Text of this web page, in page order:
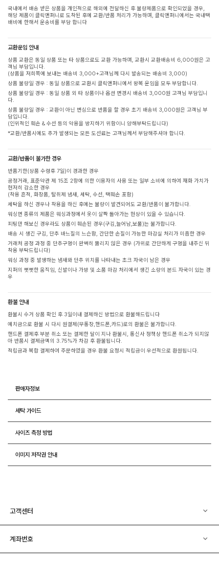
국내에서 배송 받은 상품을 개인적으로 해외에 전달하신 후 불량제품으로 확인되었을 경우,
해당 제품이 클릭앤퍼니로 도착된 후에 교환/반품 처리가 가능하며, 클릭앤퍼니에서는 국내택
배비에 한해서 운송비를 부담 합니다
교환운임 안내
상품 교환은 동일 상품 또는 타 상품으로도 교환 가능하며, 교환시 교환배송비 6,000원은 고
객님 부담입니다.
(상품을 저희쪽에 보내는 배송비 3,000+고객님께 다시 발송되는 배송비 3,000)
상품 불량일 경우 : 동일 상품으로 교환시 클릭앤퍼니에서 왕복 운임을 모두 부담합니다.
상품 불량일 경우 : 동일 상품 외 타 상품이나 옵션 변경시 배송비 3,000원 고객님 부담입니
다.
상품 불량일 경우 : 교환이 아닌 변심으로 반품을 할 경우 초기 배송비 3,000원은 고객님 부
담입니다.
(인위적인 훼손 & 수선 등의 악용을 방지하기 위함이니 양해부탁드립니다)
*교환/반품시에도 추가 발생되는 모든 도선료는 고객님께서 부담해주셔야 합니다.
교환/반품이 불가한 경우
반품기한(상품 수령후 7일)이 경과한 경우
공정거래, 표준약관 제 15조 2항에 의한 이용자의 사용 또는 일부 소비에 의하여 재화 가치가
현저히 감소한 경우
(착용 흔적, 화장품, 탈취제 냄새, 세탁, 수선, 택훼손 포함)
세탁을 하신 경우나 착용을 하신 후에는 불량이 발견되어도 교환/반품이 불가합니다.
워싱면 종류의 제품은 워싱과정에서 옷이 살짝 돌아가는 현상이 있을 수 있습니다.
피팅만 해보신 경우라도 상품이 훼손된 경우(구김,늘어남,보풀)는 불가합니다.
배송 시 생긴 구김, 단추 바느질의 느슨함, 간단한 손질이 가능한 마감실 처리가 미흡한 경우
거래처 공정 과정 중 단추구멍이 완벽히 뚫리지 않은 경우 (가위로 간단하게 구멍을 내주신 뒤
착용 부탁드립니다)
워싱 과정 중 발생하는 냄새와 단추 위치를 나타내는 초크 자국이 남은 경우
지퍼의 뻣뻣한 움직임, 신발이나 가방 및 소품 마감 처리에서 생긴 소량의 본드 자국이 있는 경
우
환불 안내
환불시 수거 상품 확인 후 3일이내 결제하신 방법으로 환불해드립니다
예치금으로 환불 시 다시 원결제(무통장,핸드폰,카드)로의 환불은 불가합니다.
핸드폰 결제후 부분 취소 또는 결제한 달이 지나 환불시, 통신사 정책상 핸드폰 취소가 되지않
아 반품시 결제금액의 3.75%가 차감 후 환불됩니다.
적립금과 복합 결제하여 주문하였을 경우 환불 요청시 적립금이 우선적으로 환원됩니다.
판매자정보
세탁 가이드
사이즈 측정 방법
이미지 저작권 안내
고객센터
계좌번호